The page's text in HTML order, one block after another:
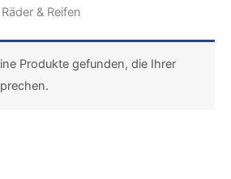
& Reifen
Produkte gefunden, die Ihrer